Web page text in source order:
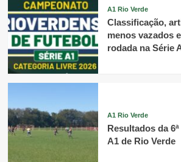
A1 Rio Verde
Classificação,
menos vazados
rodada na Série
A1 Rio Verde
Resultados da
A1 de Rio Verde